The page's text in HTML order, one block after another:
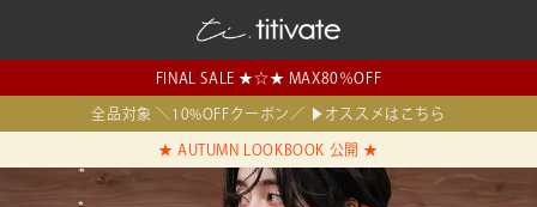
FINAL SALE ★☆★ MAX80％OFF
全品対象 ＼10%OFFクーポン／ ▶オススメはこちら
★ AUTUMN LOOKBOOK 公開 ★